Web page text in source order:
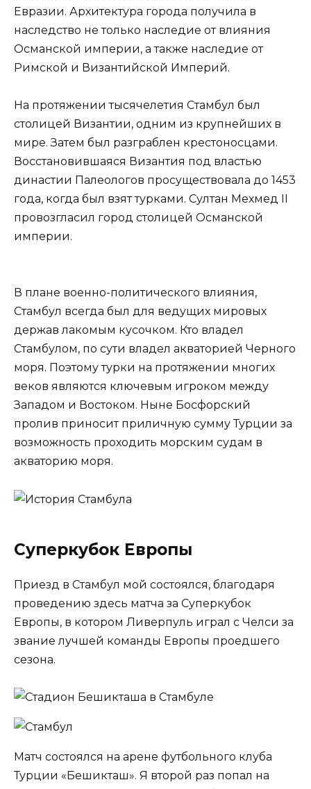
Евразии. Архитектура города получила в
наследство не только наследие от влияния
Османской империи, а также наследие от
Римской и Византийской Империй.
На протяжении тысячелетия Стамбул был
столицей Византии, одним из крупнейших в
мире. Затем был разграблен крестоносцами.
Восстановившаяся Византия под властью
династии Палеологов просуществовала до 1453
года, когда был взят турками. Султан Мехмед II
провозгласил город столицей Османской
империи.
В плане военно-политического влияния,
Стамбул всегда был для ведущих мировых
держав лакомым кусочком. Кто владел
Стамбулом, по сути владел акваторией Черного
моря. Поэтому турки на протяжении многих
веков являются ключевым игроком между
Западом и Востоком. Ныне Босфорский
пролив приносит приличную сумму Турции за
возможность проходить морским судам в
акваторию моря.
Суперкубок Европы
Приезд в Стамбул мой состоялся, благодаря
проведению здесь матча за Суперкубок
Европы, в котором Ливерпуль играл с Челси за
звание лучшей команды Европы проедшего
сезона.
Матч состоялся на арене футбольного клуба
Турции «Бешикташ». Я второй раз попал на